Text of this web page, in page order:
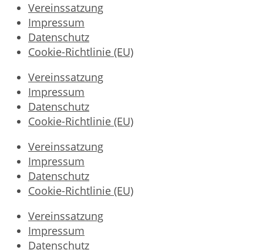
Vereinssatzung
Impressum
Datenschutz
Cookie-Richtlinie (EU)
Vereinssatzung
Impressum
Datenschutz
Cookie-Richtlinie (EU)
Vereinssatzung
Impressum
Datenschutz
Cookie-Richtlinie (EU)
Vereinssatzung
Impressum
Datenschutz